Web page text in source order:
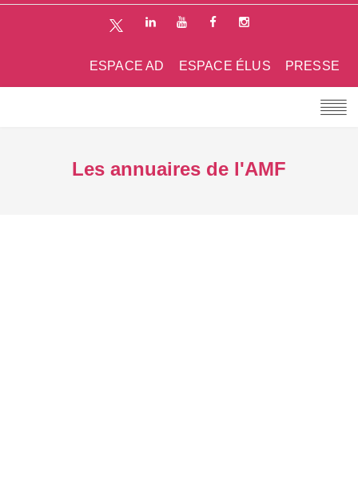
PRESSE
ESPACE ÉLUS
ESPACE AD
Les annuaires de l'AMF